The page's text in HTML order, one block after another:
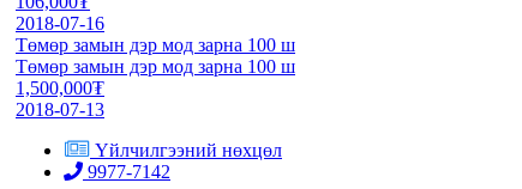
2018-07-16
Төмөр замын дэр мод зарна 100 ш
Төмөр замын дэр мод зарна 100 ш
1,500,000₮
2018-07-13
Үйлчилгээний нөхцөл
9977-7142